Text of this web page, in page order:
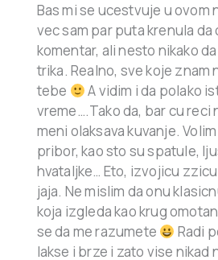
Bas mi se ucestvuje u ovom
vec sam par puta krenula da
komentar, ali nesto nikako
trika. Realno, sve koje znam
tebe
A vidim i da polako
vreme….Tako da, bar cu reci
meni olaksava kuvanje.
pribor, kao sto su spatule,
hvataljke… Eto, izvojicu
jaja. Ne mislim da onu
koja izgleda kao krug
se da me razumete
Radi
lakse i brze i zato vise nikad